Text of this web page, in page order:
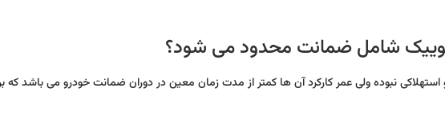
شامل ضمانت محدود می شود؟
نبوده ولی عمر کارکرد آن ها کمتر از مدت زمان معین در دوران ضمانت خودرو می باشد که